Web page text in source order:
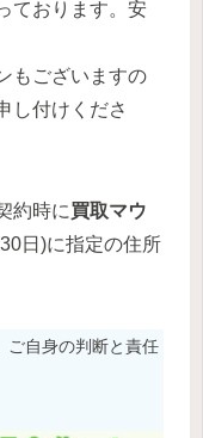
ております。安
もございますの
し付けくださ
約時に買取マウ
日)に指定の住所
ご自身の判断と責任